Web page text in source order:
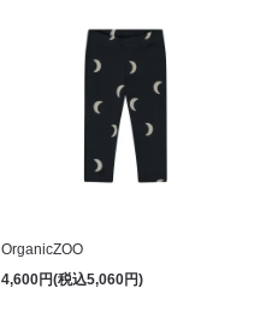
OrganicZOO
4,600円(税込5,060円)